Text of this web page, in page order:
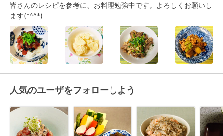
皆さんのレシピを参考に、お料理勉強中です。よろしくお願いし
ます(*^^*)
人気のユーザをフォローしよう